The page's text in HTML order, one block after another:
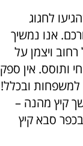
לחגוג
אנו נמשיך
ויצמן על
ותוסס. אין ספק
ובכלל!
קיץ מהנה –
בכפר סבא קיץ